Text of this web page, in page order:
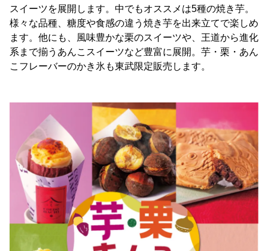
スイーツを展開します。中でもオススメは5種の焼き芋。
様々な品種、糖度や食感の違う焼き芋を出来立てで楽しめ
ます。他にも、風味豊かな栗のスイーツや、王道から進化
系まで揃うあんこスイーツなど豊富に展開。芋・栗・あん
こフレーバーのかき氷も東武限定販売します。